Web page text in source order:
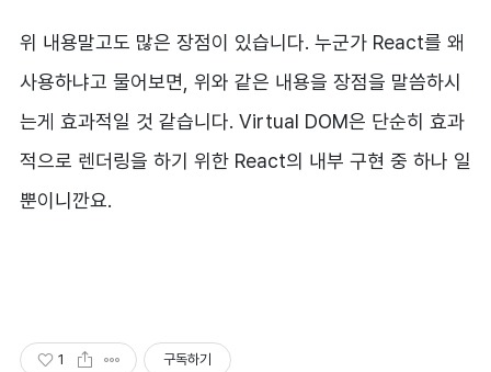
위 내용말고도 많은 장점이 있습니다. 누군가 React를 왜
사용하냐고 물어보면, 위와 같은 내용을 장점을 말씀하시
는게 효과적일 것 같습니다. Virtual DOM은 단순히 효과
적으로 렌더링을 하기 위한 React의 내부 구현 중 하나 일
뿐이니깐요.
1 구독하기